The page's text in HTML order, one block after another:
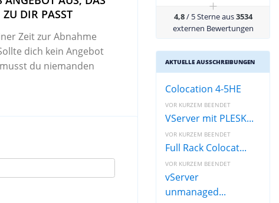
DIR PASST
Zeit zur Abnahme
dich kein Angebot
du niemanden
+
4,8/ 5 Sterne aus3534
externen Bewertungen
AKTUELLE AUSSCHREIBUNGEN
Colocation 4-5HE
VOR KURZEM BEENDET
VServer mit PLESK...
VOR KURZEM BEENDET
Full Rack Colocat...
VOR KURZEM BEENDET
vServer
unmanaged...